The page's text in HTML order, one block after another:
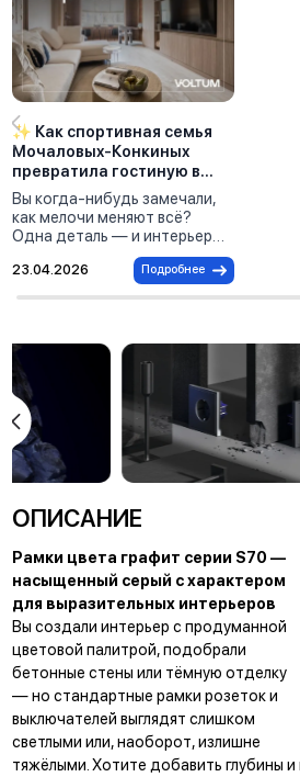
✨ Как спортивная семья
Мочаловых-Конкиных
превратила гостиную в
пространство побед
вместе с VOLTUM
Вы когда-нибудь замечали,
как мелочи меняют всё?
Одна деталь — и интерьер
заиграет по-новому. Именно
так случилось с семьёй
Мочаловых-Конкиных —
жизни. В их доме ни дня не
проходит без тренировок, а
виды спорта они меняют как
перчатки: после
скандинавской ходьбы
берутся за теннисные
ракетки, а потом с азартом
переключаются на
23.04.2026 Подробнее
ОПИСАНИЕ
Рамки цвета графит серии S70 —
насыщенный серый с характером
для выразительных интерьеров
Вы создали интерьер с продуманной
цветовой палитрой, подобрали
бетонные стены или тёмную отделку
— но стандартные рамки розеток и
выключателей выглядят слишком
светлыми или, наоборот, излишне
тяжёлыми. Хотите добавить глубины и